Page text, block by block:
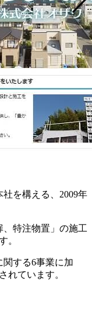
を構える、2009年
特注物置」の施工
。
する6事業に加
れています。